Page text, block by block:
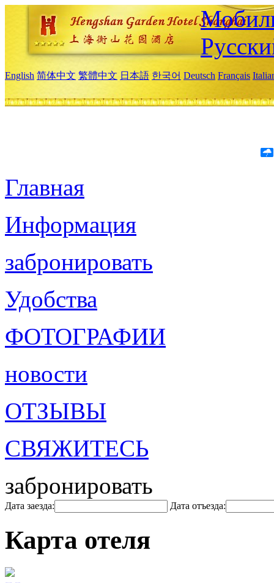
English 简体中文 繁體中文 日本語 한국어 Deutsch Français
Главная
Информация
забронировать
Удобства
ФОТОГРАФИИ
новости
ОТЗЫВЫ
СВЯЖИТЕСЬ
забронировать
Дата заезда: Дата отъезда:
Карта отеля